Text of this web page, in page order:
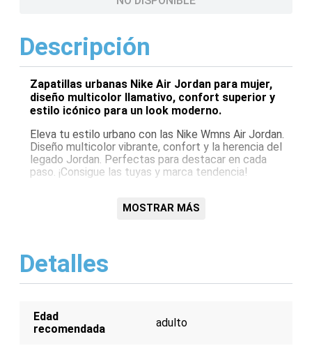
Descripción
Zapatillas urbanas Nike Air Jordan para mujer,
diseño multicolor llamativo, confort superior y
estilo icónico para un look moderno.
Eleva tu estilo urbano con las Nike Wmns Air Jordan.
Diseño multicolor vibrante, confort y la herencia del
legado Jordan. Perfectas para destacar en cada
paso. ¡Consigue las tuyas y marca tendencia!
Estilo urbano moderno
Comodidad superior
MOSTRAR MÁS
Detalles
Edad
recomendada
adulto